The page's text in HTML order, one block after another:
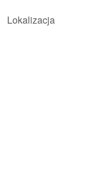
Lokalizacja